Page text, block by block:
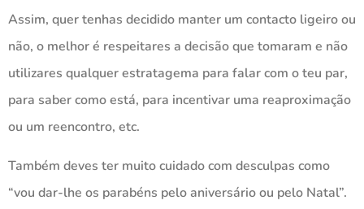
Assim, quer tenhas decidido manter um contacto ligeiro ou
não, o melhor é respeitares a decisão que tomaram e não
utilizares qualquer estratagema para falar com o teu par,
para saber como está, para incentivar uma reaproximação
ou um reencontro, etc.
Também deves ter muito cuidado com desculpas como
“vou dar-lhe os parabéns pelo aniversário ou pelo Natal”.